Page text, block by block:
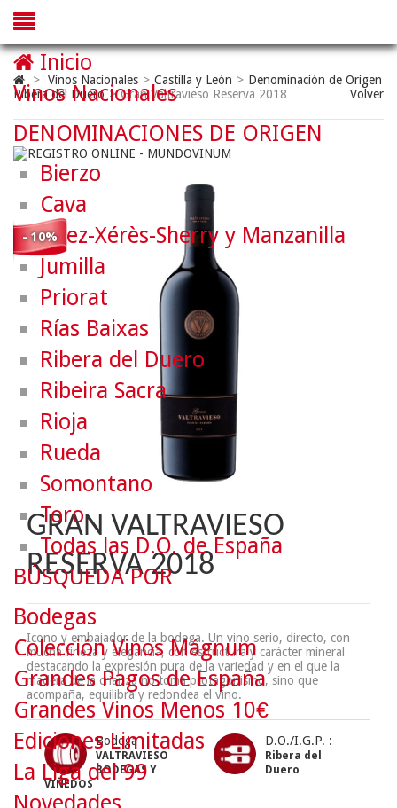
> Vinos Nacionales > Castilla y León > Denominación de Origen
Ribera del Duero > Gran Valtravieso Reserva 2018 Volver
- 10%
GRAN VALTRAVIESO
RESERVA 2018
Icono y embajador de la bodega. Un vino serio, directo, con
mucha fineza y elegancia, con estructura y carácter mineral
destacando la expresión pura de la variedad y en el que la
madera de la crianza no toma protagonismo, sino que
acompaña, equilibra y redondea el vino.
Bodega :
VALTRAVIESO
BODEGAS Y
VIÑEDOS
D.O./I.G.P. :
Ribera del
Duero
Inicio
Vinos Nacionales
DENOMINACIONES DE ORIGEN
Bierzo
Cava
Jerez-Xérès-Sherry y Manzanilla
Jumilla
Priorat
Rías Baixas
Ribera del Duero
Ribeira Sacra
Rioja
Rueda
Somontano
Toro
Todas las D.O. de España
BÚSQUEDA POR
Bodegas
Colección Vinos Mágnum
Grandes Pagos de España
Grandes Vinos Menos 10€
Ediciones Limitadas
La Liga del 99